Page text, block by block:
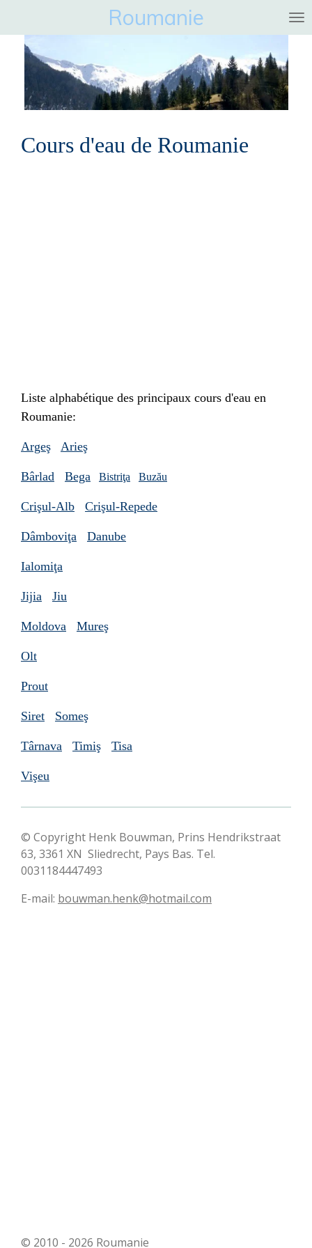
naar
hoofdinhoud
Roumanie
Cours d'eau de Roumanie
Liste alphabétique des principaux cours d'eau en
Roumanie:
Argeş Arieş
Bârlad Bega Bistriţa Buzău
Crişul-Alb Crişul-Repede
Dâmboviţa Danube
Ialomiţa
Jijia Jiu
Moldova Mureş
Olt
Prout
Siret Someş
Târnava Timiş Tisa
Vişeu
© Copyright Henk Bouwman, Prins Hendrikstraat
63, 3361 XN Sliedrecht, Pays Bas. Tel.
0031184447493
E-mail: bouwman.henk@hotmail.com
© 2010 - 2026 Roumanie